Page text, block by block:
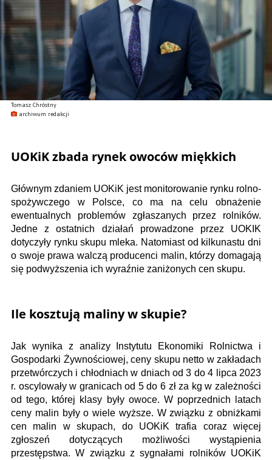
Tomasz Chróstny
archiwum redakcji
UOKiK zbada rynek owoców miękkich
Głównym zdaniem UOKiK jest monitorowanie rynku rolno-
spożywczego w Polsce, co ma na celu obnażenie
ewentualnych problemów zgłaszanych przez rolników.
Jedne z ostatnich działań prowadzone przez UOKIK
dotyczyły rynku skupu mleka. Natomiast od kilkunastu dni
o swoje prawa walczą producenci malin, którzy domagają
się podwyższenia ich wyraźnie zaniżonych cen skupu.
Ile kosztują maliny w skupie?
Jak wynika z analizy Instytutu Ekonomiki Rolnictwa i
Gospodarki Żywnościowej, ceny skupu netto w zakładach
przetwórczych i chłodniach w dniach od 3 do 4 lipca 2023
r. oscylowały w granicach od 5 do 6 zł za kg w zależności
od tego, której klasy były owoce. W poprzednich latach
ceny malin były o wiele wyższe. W związku z obniżkami
cen malin w skupach, do UOKiK trafia coraz więcej
zgłoszeń dotyczących możliwości wystąpienia
przestępstwa. W związku z sygnałami rolników UOKiK